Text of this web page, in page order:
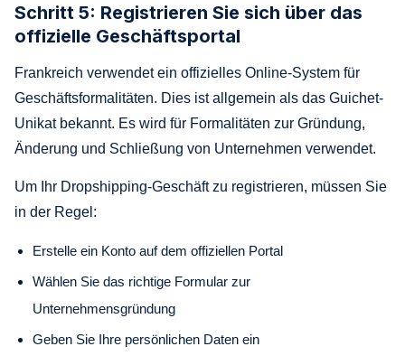
Schritt 5: Registrieren Sie sich über das
offizielle Geschäftsportal
Frankreich verwendet ein offizielles Online-System für
Geschäftsformalitäten. Dies ist allgemein als das Guichet-
Unikat bekannt. Es wird für Formalitäten zur Gründung,
Änderung und Schließung von Unternehmen verwendet.
Um Ihr Dropshipping-Geschäft zu registrieren, müssen Sie
in der Regel:
Erstelle ein Konto auf dem offiziellen Portal
Wählen Sie das richtige Formular zur
Unternehmensgründung
Geben Sie Ihre persönlichen Daten ein